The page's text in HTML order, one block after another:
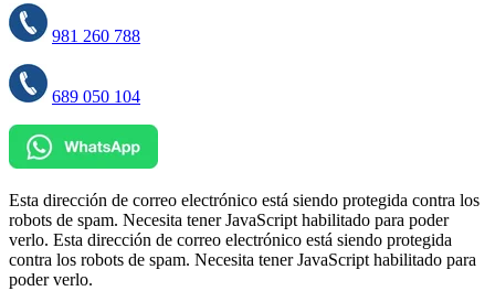
981 260 788
689 050 104
Esta dirección de correo electrónico está siendo protegida contra los
robots de spam. Necesita tener JavaScript habilitado para poder
verlo. Esta dirección de correo electrónico está siendo protegida
contra los robots de spam. Necesita tener JavaScript habilitado para
poder verlo.